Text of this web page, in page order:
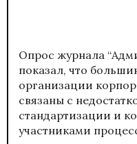
Опрос журнала
показал, что
организации
связаны с
стандартизации и
участниками